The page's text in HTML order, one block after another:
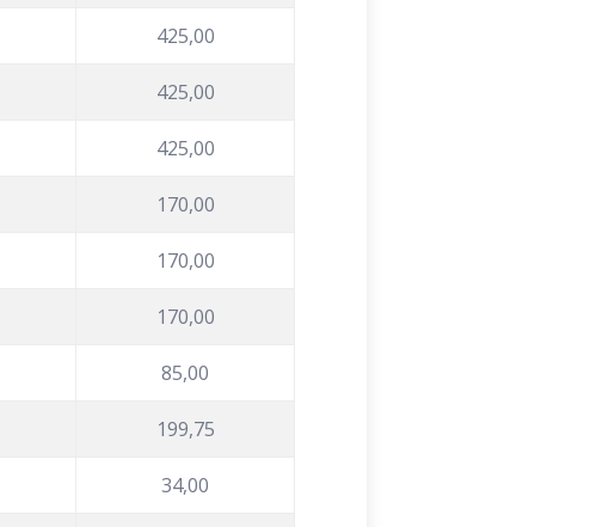
425,00
425,00
425,00
170,00
170,00
170,00
85,00
199,75
34,00